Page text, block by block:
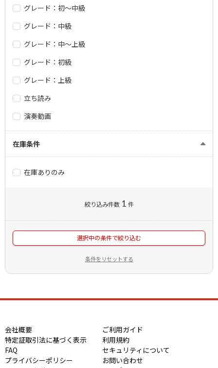
グレード：初～中級
グレード：中級
グレード：中～上級
グレード：初級
グレード：上級
立ち読み
演奏動画
在庫条件
在庫ありのみ
絞り込み件数 1 件
選択中の条件で絞り込む
条件をリセットする
会社概要
ご利用ガイド
特定証取引法に基づく表示
利用規約
FAQ
セキュリティについて
プライバシーポリシー
お問い合わせ